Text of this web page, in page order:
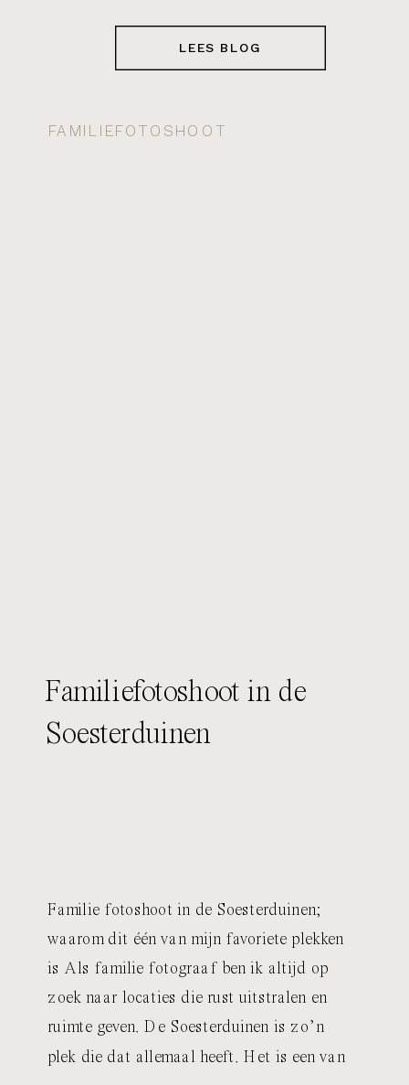
LEES BLOG
FAMILIEFOTOSHOOT
Familie fotoshoot in de Soesterduinen;
waarom dit één van mijn favoriete plekken
is Als familie fotograaf ben ik altijd op
zoek naar locaties die rust uitstralen en
ruimte geven. De Soesterduinen is zo’n
plek die dat allemaal heeft. Het is een van
Familiefotoshoot in de
Soesterduinen